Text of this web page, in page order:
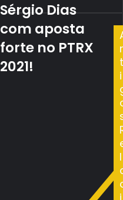
Sérgio
com
aposta
forte
no
Sérgio Dias
com aposta
forte no PTRX
2021!
r
t
i
l